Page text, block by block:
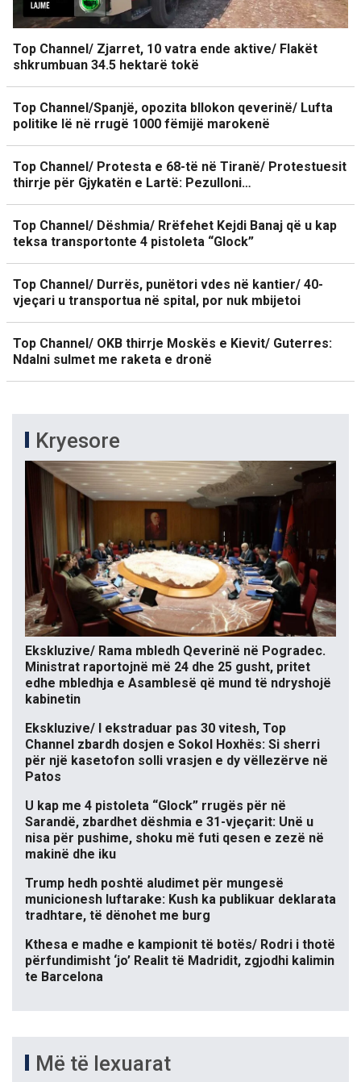
Top Channel/ Zjarret, 10 vatra ende aktive/ Flakët
shkrumbuan 34.5 hektarë tokë
Top Channel/Spanjë, opozita bllokon qeverinë/ Lufta
politike lë në rrugë 1000 fëmijë marokenë
Top Channel/ Protesta e 68-të në Tiranë/ Protestuesit
thirrje për Gjykatën e Lartë: Pezulloni…
Top Channel/ Dëshmia/ Rrëfehet Kejdi Banaj që u kap
teksa transportonte 4 pistoleta “Glock”
Top Channel/ Durrës, punëtori vdes në kantier/ 40-
vjeçari u transportua në spital, por nuk mbijetoi
Top Channel/ OKB thirrje Moskës e Kievit/ Guterres:
Ndalni sulmet me raketa e dronë
Kryesore
Ekskluzive/ Rama mbledh Qeverinë në Pogradec.
Ministrat raportojnë më 24 dhe 25 gusht, pritet
edhe mbledhja e Asamblesë që mund të ndryshojë
kabinetin
Ekskluzive/ I ekstraduar pas 30 vitesh, Top
Channel zbardh dosjen e Sokol Hoxhës: Si sherri
për një kasetofon solli vrasjen e dy vëllezërve në
Patos
U kap me 4 pistoleta “Glock” rrugës për në
Sarandë, zbardhet dëshmia e 31-vjeçarit: Unë u
nisa për pushime, shoku më futi qesen e zezë në
makinë dhe iku
Trump hedh poshtë aludimet për mungesë
municionesh luftarake: Kush ka publikuar deklarata
tradhtare, të dënohet me burg
Kthesa e madhe e kampionit të botës/ Rodri i thotë
përfundimisht ‘jo’ Realit të Madridit, zgjodhi kalimin
te Barcelona
Më të lexuarat